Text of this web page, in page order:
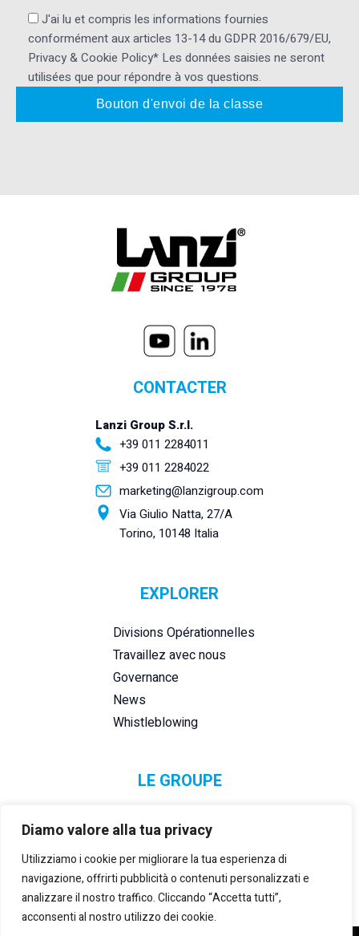
Diamo valore alla tua privacy
Utilizziamo i cookie per migliorare la tua esperienza di
navigazione, offrirti pubblicità o contenuti personalizzati e
analizzare il nostro traffico. Cliccando “Accetta tutti”,
acconsenti al nostro utilizzo dei cookie.
J'ai lu et compris les informations fournies
conformément aux articles 13-14 du GDPR 2016/679/EU,
Privacy & Cookie Policy* Les données saisies ne seront
utilisées que pour répondre à vos questions.
CONTACTER
Lanzi Group S.r.l.
+39 011 2284011
+39 011 2284022
marketing@lanzigroup.com
Via Giulio Natta, 27/A
Torino, 10148 Italia
EXPLORER
Divisions Opérationnelles
Travaillez avec nous
Governance
News
Whistleblowing
LE GROUPE